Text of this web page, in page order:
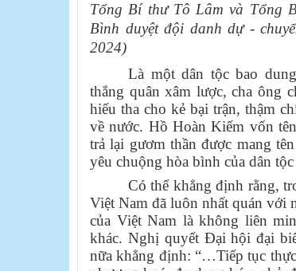
Tổng Bí thư Tô Lâm và Tổng
Bình duyệt đội danh dự -
2024)
Là một dân tộc bao
thắng quân xâm lược, cha ông
hiếu tha cho kẻ bại trận, thậm
về nước. Hồ Hoàn Kiếm vốn
trả lại gươm thần được mang
yêu chuộng hòa bình của dân
Có thể khẳng định rằng,
Việt Nam đã luôn nhất quán với
của Việt Nam là không liên
khác. Nghị quyết Đại hội đại
nữa khẳng định: “…Tiếp tục